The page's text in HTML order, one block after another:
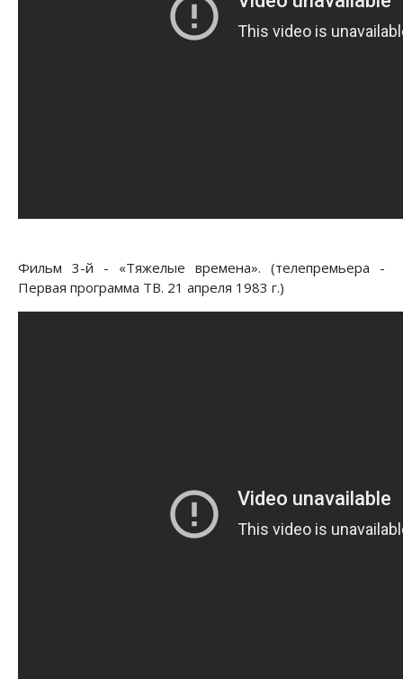
Фильм 3-й - «Тяжелые времена». (телепремьера -
Первая программа ТВ. 21 апреля 1983 г.)